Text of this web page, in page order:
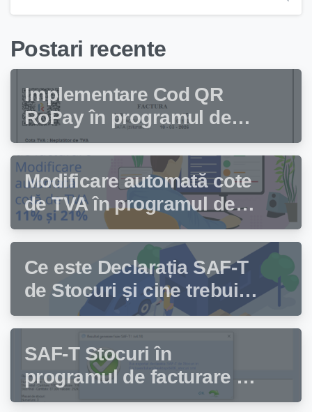
Postari recente
Implementare Cod QR
RoPay în programul de
facturare Facturis
Modificare automată cote
de TVA în programul de
facturare Facturis
Ce este Declarația SAF-T
de Stocuri și cine trebuie
să depună această
declarație?
SAF-T Stocuri în
programul de facturare și
gestiune stocuri Facturis